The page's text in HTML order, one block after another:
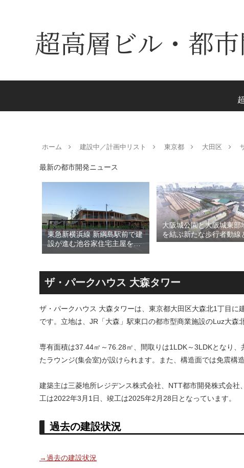
超高層ビル・都
ホーム 建設中／計画中リスト 東京都 大田区
最新の都市開発ニュース
東急新横浜線 新綱島駅前で建
設が進む池谷家住宅主屋を活
用した「新綱島MICCA」！！
による新たな駅前拠点が2026
年秋誕生へ！！
大阪城公園と大阪城東部
を結ぶ新たな歩行者動線
る「大阪城公園接続デッ
表！！
ザ・パークハウス 大森タワー
ザ・パークハウス 大森タワーは、東京都大田区大森北1丁目
です。立地は、JR「大森」駅東口の都市型商業施設のLuz大森
専有面積は37.44㎡～76.28㎡、間取りは1LDK～3LDKとなり
たラウンジ(集会室)が設けられます。また、構造面では免震構
建築主は三菱地所レジデンス株式会社、NTT都市開発株式会
工は2022年3月1日、竣工は2025年2月28日となっています。
過去の建設状況
→過去の建設状況